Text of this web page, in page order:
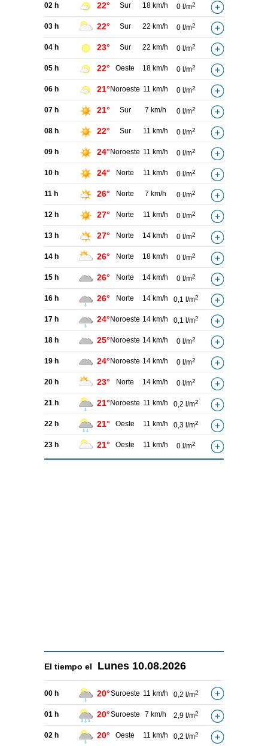
02 h 22° Sur 18 km/h 0 l/m2
03 h 22° Sur 22 km/h 0 l/m2
04 h 23° Sur 22 km/h 0 l/m2
05 h 22° Oeste 18 km/h 0 l/m2
06 h 21° Noroeste 11 km/h 0 l/m2
07 h 21° Sur 7 km/h 0 l/m2
08 h 22° Sur 11 km/h 0 l/m2
09 h 24° Noroeste 11 km/h 0 l/m2
10 h 24° Norte 11 km/h 0 l/m2
11 h 26° Norte 7 km/h 0 l/m2
12 h 27° Norte 11 km/h 0 l/m2
13 h 27° Norte 14 km/h 0 l/m2
14 h 26° Norte 18 km/h 0 l/m2
15 h 26° Norte 14 km/h 0 l/m2
16 h 26° Norte 14 km/h 0,1 l/m2
17 h 24° Noroeste 14 km/h 0,1 l/m2
18 h 25° Noroeste 14 km/h 0 l/m2
19 h 24° Noroeste 14 km/h 0 l/m2
20 h 23° Norte 14 km/h 0 l/m2
21 h 21° Noroeste 11 km/h 0,2 l/m2
22 h 21° Oeste 11 km/h 0,3 l/m2
23 h 21° Oeste 11 km/h 0 l/m2
El tiempo el Lunes 10.08.2026
00 h 20°Suroeste 11 km/h 0,2 l/m2
01 h 20°Suroeste 7 km/h 2,9 l/m2
02 h 20° Oeste 11 km/h 0,2 l/m2